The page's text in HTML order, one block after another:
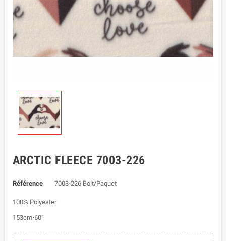
ARCTIC FLEECE 7003-226
Référence 7003-226 Bolt/Paquet
100% Polyester
153cm•60”